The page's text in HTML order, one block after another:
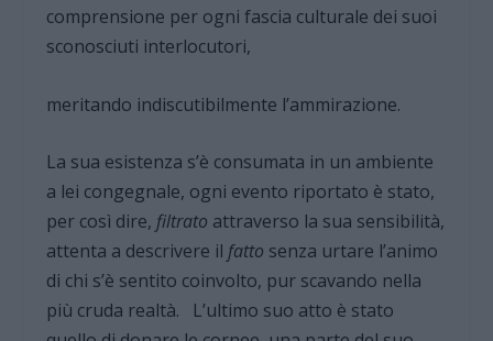
comprensione per ogni fascia culturale dei suoi
sconosciuti interlocutori,
meritando indiscutibilmente l’ammirazione.
La sua esistenza s’è consumata in un ambiente
a lei congegnale, ogni evento riportato è stato,
per così dire,filtrato attraverso la sua sensibilità,
attenta a descrivere ilfatto senza urtare l’animo
di chi s’è sentito coinvolto, pur scavando nella
più cruda realtà. L’ultimo suo atto è stato